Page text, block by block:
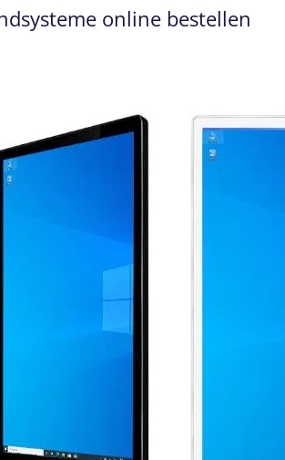
online bestellen